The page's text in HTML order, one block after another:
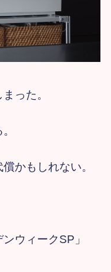
った。
かもしれない。
ンウィークSP」